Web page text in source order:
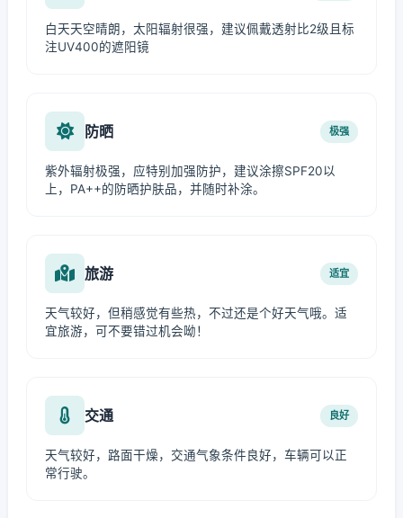
白天天空晴朗，太阳辐射很强，建议佩戴透射比2级且标
注UV400的遮阳镜
防晒 极强
紫外辐射极强，应特别加强防护，建议涂擦SPF20以
上，PA++的防晒护肤品，并随时补涂。
旅游 适宜
天气较好，但稍感觉有些热，不过还是个好天气哦。适
宜旅游，可不要错过机会呦！
交通 良好
天气较好，路面干燥，交通气象条件良好，车辆可以正
常行驶。